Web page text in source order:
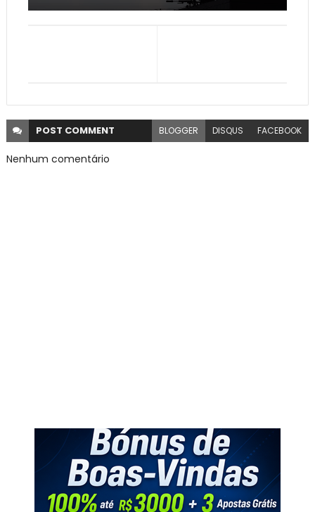
POST COMMENT BLOGGER DISQUS FACEBOOK
Nenhum comentário